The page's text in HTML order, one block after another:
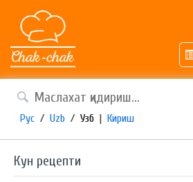
Рус / Uzb / Узб | Кириш
Кун рецепти